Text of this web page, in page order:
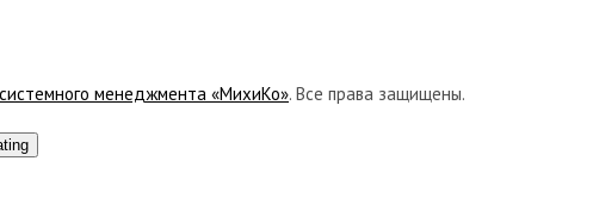
менеджмента «МихиКо». Все права защищены.